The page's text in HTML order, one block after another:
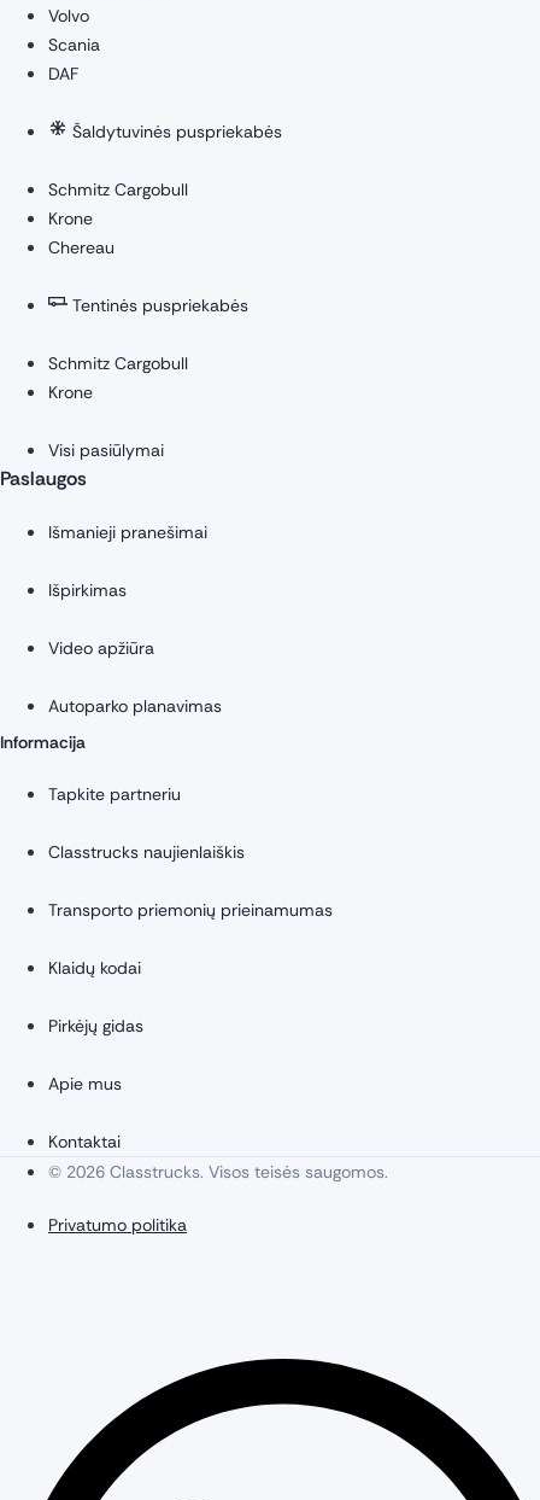
Volvo
Scania
DAF
Šaldytuvinės puspriekabės
Schmitz Cargobull
Krone
Chereau
Tentinės puspriekabės
Schmitz Cargobull
Krone
Visi pasiūlymai
Paslaugos
Išmanieji pranešimai
Išpirkimas
Video apžiūra
Autoparko planavimas
Informacija
Tapkite partneriu
Classtrucks naujienlaiškis
Transporto priemonių prieinamumas
Klaidų kodai
Pirkėjų gidas
Apie mus
Kontaktai
© 2026 Classtrucks. Visos teisės saugomos.
Privatumo politika